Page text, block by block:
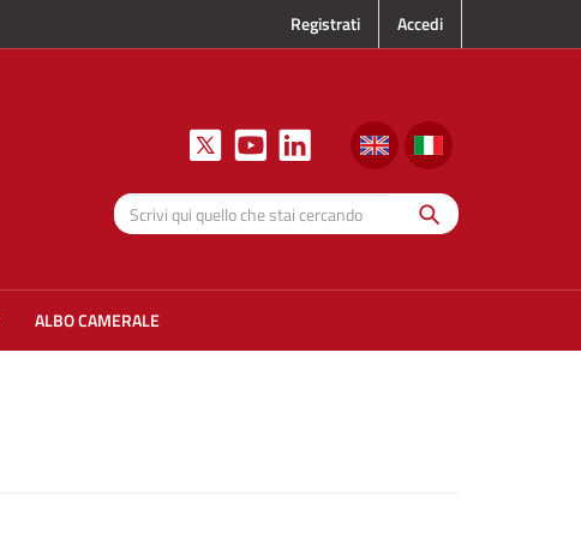
Registrati Accedi
stai
Cerca
ALBO CAMERALE